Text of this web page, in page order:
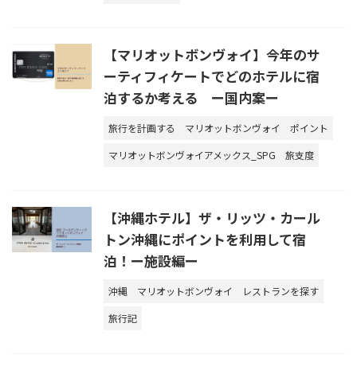
【マリオットボンヴォイ】今年のサ
ーティフィケートでどのホテルに宿
泊するか考える ー国内案ー
旅行を計画する マリオットボンヴォイ
ポイント
マリオットボンヴォイアメックス_SPG
旅支度
【沖縄ホテル】ザ・リッツ・カール
トン沖縄にポイントを利用して宿
泊！ー施設編ー
沖縄 マリオットボンヴォイ
レストランを探す
旅行記